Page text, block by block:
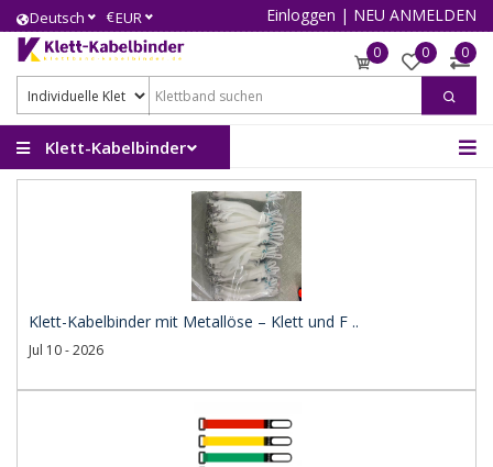
Deutsch €EUR Einloggen | NEU ANMELDEN
0 0 0
Klett-Kabelbinder
Klett-Kabelbinder mit Metallöse – Klett und F ..
Jul 10 - 2026